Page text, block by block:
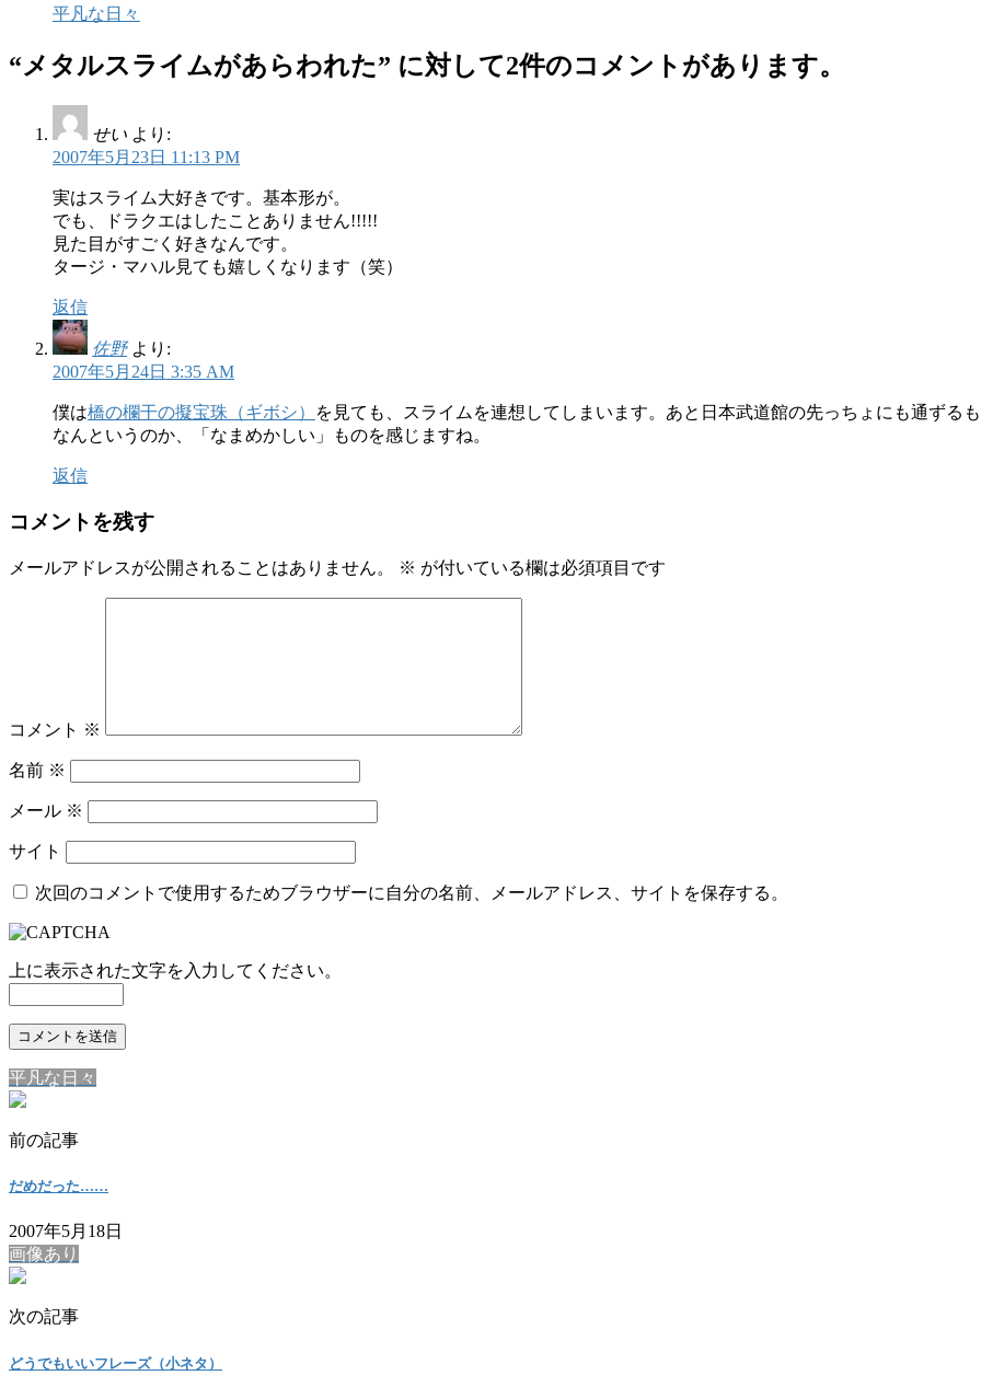
平凡な日々
“メタルスライムがあらわれた” に対して2件のコメントがあります。
せい より:
2007年5月23日 11:13 PM
実はスライム大好きです。基本形が。
でも、ドラクエはしたことありません!!!!!
見た目がすごく好きなんです。
タージ・マハル見ても嬉しくなります（笑）
返信
佐野 より:
2007年5月24日 3:35 AM
僕は橋の欄干の擬宝珠（ギボシ）
を見ても、スライムを連想してしまいます。あと日本武道館の先っちょにも通ずる
なんというのか、「なまめかしい」ものを感じますね。
返信
コメントを残す
メールアドレスが公開されることはありません。 ※ が付いている欄は必須項目です
コメント ※
名前 ※
メール ※
サイト
次回のコメントで使用するためブラウザーに自分の名前、メールアドレス、サイトを保存する。
上に表示された文字を入力してください。
平凡な日々
前の記事
だめだった……
2007年5月18日
画像あり
次の記事
どうでもいいフレーズ（小ネタ）